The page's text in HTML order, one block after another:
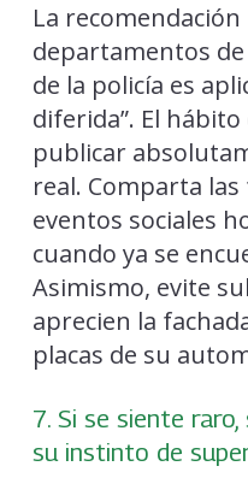
La
departamentos
de la policía es
diferida”. El
publicar
real. Comparta
eventos sociales
cuando ya se
Asimismo, evite
aprecien la
placas de su
7. Si se siente
su instinto de